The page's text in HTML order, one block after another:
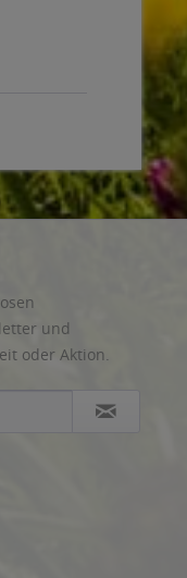
und
oder Aktion.